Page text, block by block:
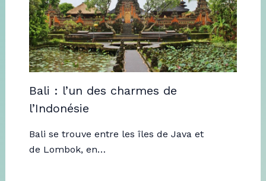
Bali : l’un des charmes de
l’Indonésie
Bali se trouve entre les îles de Java et
de Lombok, en…